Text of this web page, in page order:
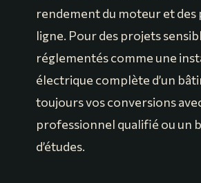
rendement du moteur et des
ligne. Pour des projets
réglementés comme une
électrique complète d’un
toujours vos conversions
professionnel qualifié ou un
d’études.